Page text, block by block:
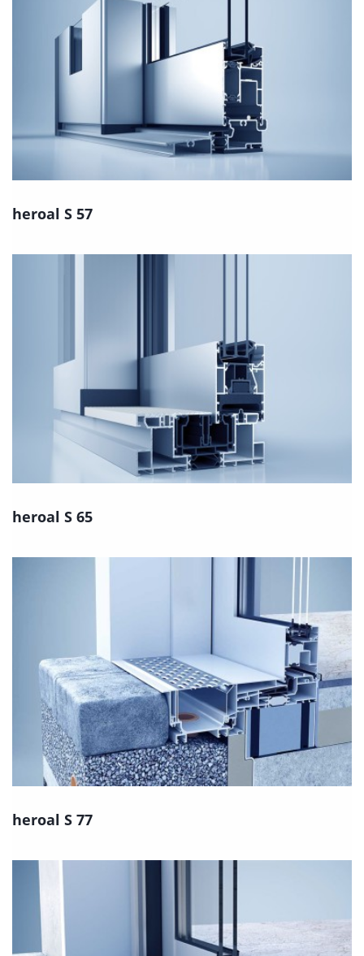
heroal S 57
heroal S 65
heroal S 77